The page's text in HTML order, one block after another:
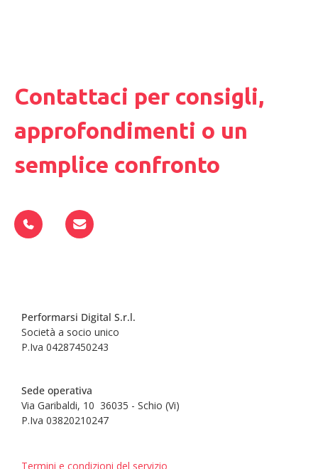
Contattaci per consigli,
approfondimenti o un
semplice confronto
Performarsi Digital S.r.l.
Società a socio unico
P.Iva 04287450243
Sede operativa
Via Garibaldi, 10 36035 - Schio (Vi)
P.Iva 03820210247
Termini e condizioni del servizio